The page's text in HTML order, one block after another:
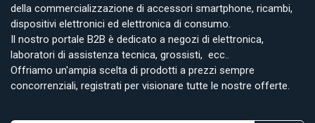
della commercializzazione di accessori smartphone, ricambi,
dispositivi elettronici ed elettronica di consumo.
Il nostro portale B2B è dedicato a negozi di elettronica,
laboratori di assistenza tecnica, grossisti, ecc..
Offriamo un'ampia scelta di prodotti a prezzi sempre
concorrenziali, registrati per visionare tutte le nostre offerte.